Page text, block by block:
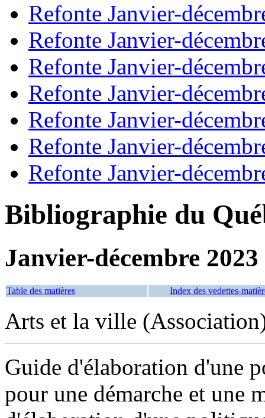
Refonte Janvier-
Refonte Janvier-
Refonte Janvier-
Refonte Janvier-
Refonte Janvier-
Refonte Janvier-
Refonte Janvier-
Bibliographie du
Janvier-décembre 2023
Table des matières Index des vedettes-
Arts et la ville
Guide d'élaboration d'une
pour une démarche et une